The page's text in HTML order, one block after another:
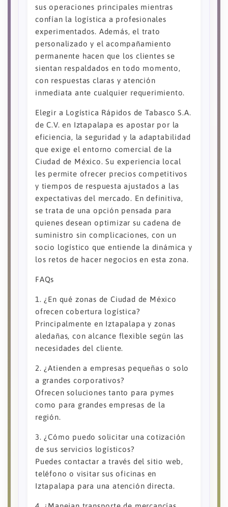
sus operaciones principales mientras
confían la logística a profesionales
experimentados. Además, el trato
personalizado y el acompañamiento
permanente hacen que los clientes se
sientan respaldados en todo momento,
con respuestas claras y atención
inmediata ante cualquier requerimiento.
Elegir a Logística Rápidos de Tabasco S.A.
de C.V. en Iztapalapa es apostar por la
eficiencia, la seguridad y la adaptabilidad
que exige el entorno comercial de la
Ciudad de México. Su experiencia local
les permite ofrecer precios competitivos
y tiempos de respuesta ajustados a las
expectativas del mercado. En definitiva,
se trata de una opción pensada para
quienes desean optimizar su cadena de
suministro sin complicaciones, con un
socio logístico que entiende la dinámica y
los retos de hacer negocios en esta zona.
FAQs
1. ¿En qué zonas de Ciudad de México
ofrecen cobertura logística?
Principalmente en Iztapalapa y zonas
aledañas, con alcance flexible según las
necesidades del cliente.
2. ¿Atienden a empresas pequeñas o solo
a grandes corporativos?
Ofrecen soluciones tanto para pymes
como para grandes empresas de la
región.
3. ¿Cómo puedo solicitar una cotización
de sus servicios logísticos?
Puedes contactar a través del sitio web,
teléfono o visitar sus oficinas en
Iztapalapa para una atención directa.